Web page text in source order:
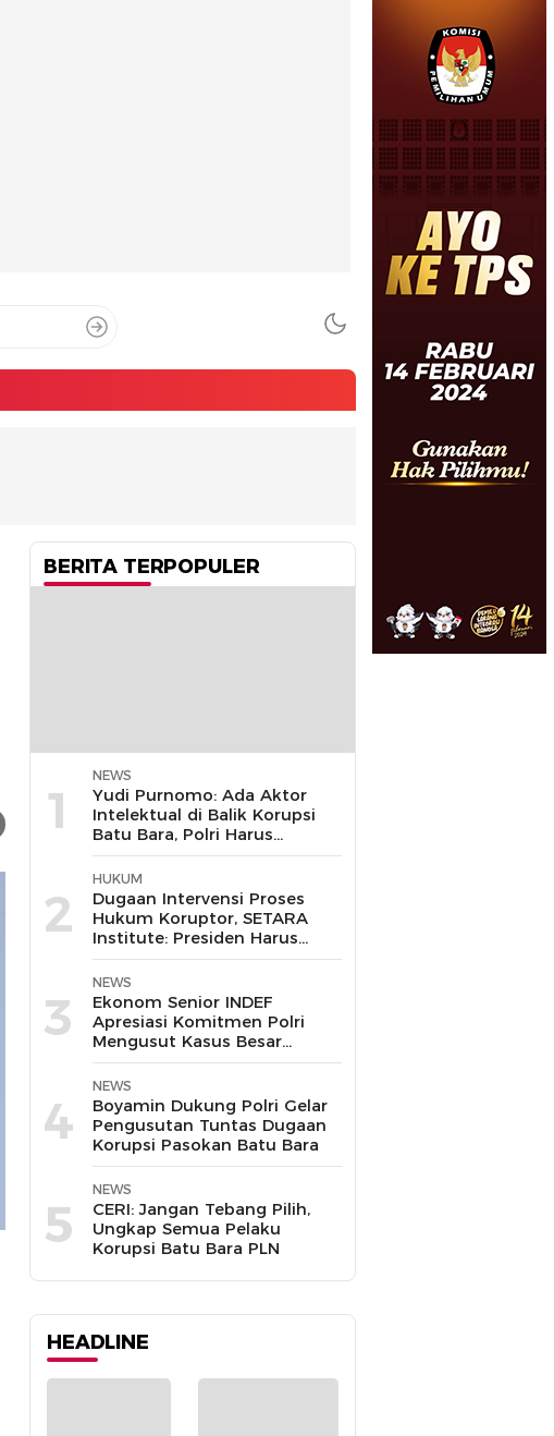
BERITA TERPOPULER
1
NEWS
Yudi Purnomo: Ada Aktor
Intelektual di Balik Korupsi
Batu Bara, Polri Harus
Bongkar
2
HUKUM
Dugaan Intervensi Proses
Hukum Koruptor, SETARA
Institute: Presiden Harus
Pastikan TNI Tak
Disalahgunakan
3
NEWS
Ekonom Senior INDEF
Apresiasi Komitmen Polri
Mengusut Kasus Besar
hingga Tuntas
4
NEWS
Boyamin Dukung Polri Gelar
Pengusutan Tuntas Dugaan
Korupsi Pasokan Batu Bara
5
NEWS
CERI: Jangan Tebang Pilih,
Ungkap Semua Pelaku
Korupsi Batu Bara PLN
HEADLINE